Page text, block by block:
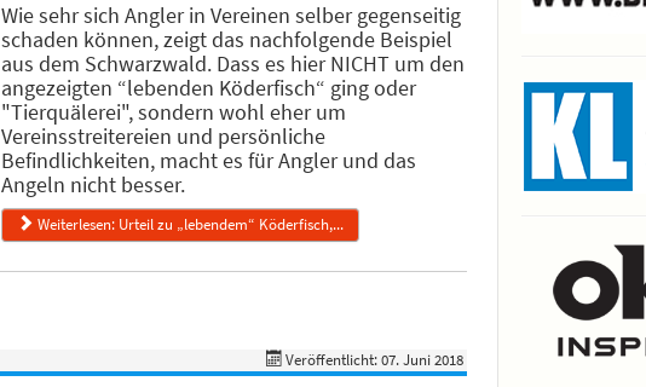
Wie sehr sich Angler in Vereinen selber gegenseitig
schaden können, zeigt das nachfolgende Beispiel
aus dem Schwarzwald. Dass es hier NICHT um den
angezeigten “lebenden Köderfisch“ ging oder
"Tierquälerei", sondern wohl eher um
Vereinsstreitereien und persönliche
Befindlichkeiten, macht es für Angler und das
Angeln nicht besser.
Weiterlesen: Urteil zu „lebendem“ Köderfisch,...
Veröffentlicht: 07. Juni 2018